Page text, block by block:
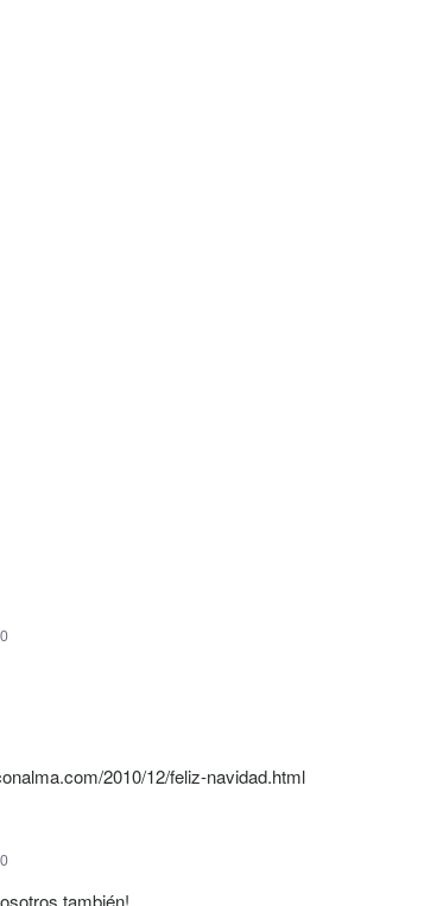
2010/12/feliz-navidad.html
también!